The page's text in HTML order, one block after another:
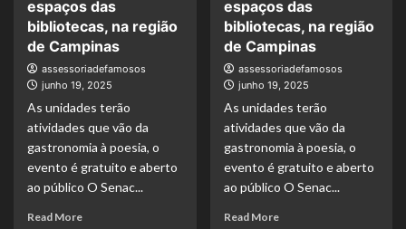
espaços das
bibliotecas, na região
de Campinas
assessoriadefamosos
junho 19, 2025
As unidades terão
atividades que vão da
gastronomia à poesia, o
evento é gratuito e aberto
ao público O Senac...
Read More
espaços das
bibliotecas, na região
de Campinas
assessoriadefamosos
junho 19, 2025
As unidades terão
atividades que vão da
gastronomia à poesia, o
evento é gratuito e aberto
ao público O Senac...
Read More